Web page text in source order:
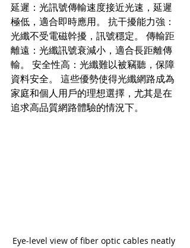
延遲：光訊號傳輸速度接近光速，延遲
極低，適合即時應用。 抗干擾能力強：
光纖不受電磁幹擾，訊號穩定。 傳輸距
離遠：光纖訊號衰減小，適合長距離傳
輸。 安全性高：光纖難以被竊聽，保障
資料安全。 這些優勢使得光纖網路成為
家庭和個人用戶的理想選擇，尤其是在
追求高品質網路體驗的情況下。
Eye-level view of fiber optic cables neatly